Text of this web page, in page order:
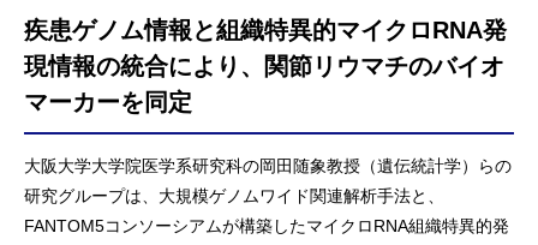
疾患ゲノム情報と組織特異的マイクロRNA発
現情報の統合により、関節リウマチのバイオ
マーカーを同定
大阪大学大学院医学系研究科の岡田随象教授（遺伝統計学）らの
研究グループは、大規模ゲノムワイド関連解析手法と、
FANTOM5コンソーシアムが構築したマイクロRNA組織特異的発